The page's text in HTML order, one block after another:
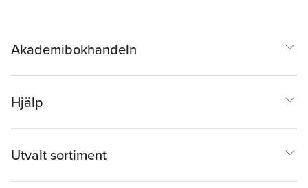
Akademibokhandeln
Hjälp
Utvalt sortiment